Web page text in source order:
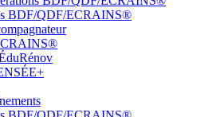
BDF/QDF/ECRAINS®